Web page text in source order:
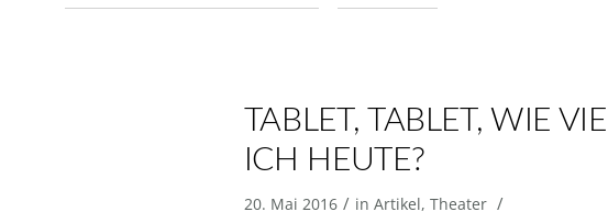
TABLET, TABLET, WIE
ICH HEUTE?
20. Mai 2016 / in Artikel, Theater /